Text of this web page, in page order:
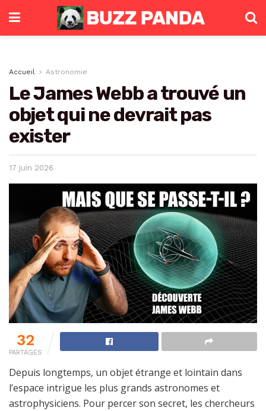
Accueil Astronomie
Le James Webb a trouvé un
objet qui ne devrait pas
exister
17 juin 2026
32
PARTAGES
Depuis longtemps, un objet étrange et lointain dans
l’espace intrigue les plus grands astronomes et
astrophysiciens. Pour percer son secret, les chercheurs